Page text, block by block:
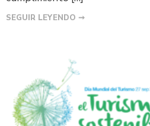
SEGUIR LEYENDO ➞